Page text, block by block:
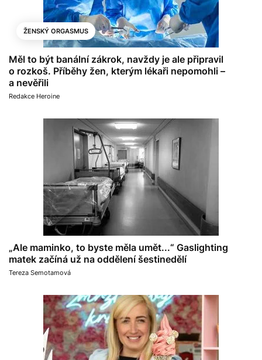
ŽENSKÝ ORGASMUS
Měl to být banální zákrok, navždy je ale připravil
o rozkoš. Příběhy žen, kterým lékaři nepomohli –
a nevěřili
Redakce Heroine
„Ale maminko, to byste měla umět...“ Gaslighting
matek začíná už na oddělení šestinedělí
Tereza Semotamová